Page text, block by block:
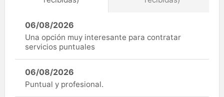
06/08/2026
Una opción muy interesante para contratar
servicios puntuales
06/08/2026
Puntual y profesional.